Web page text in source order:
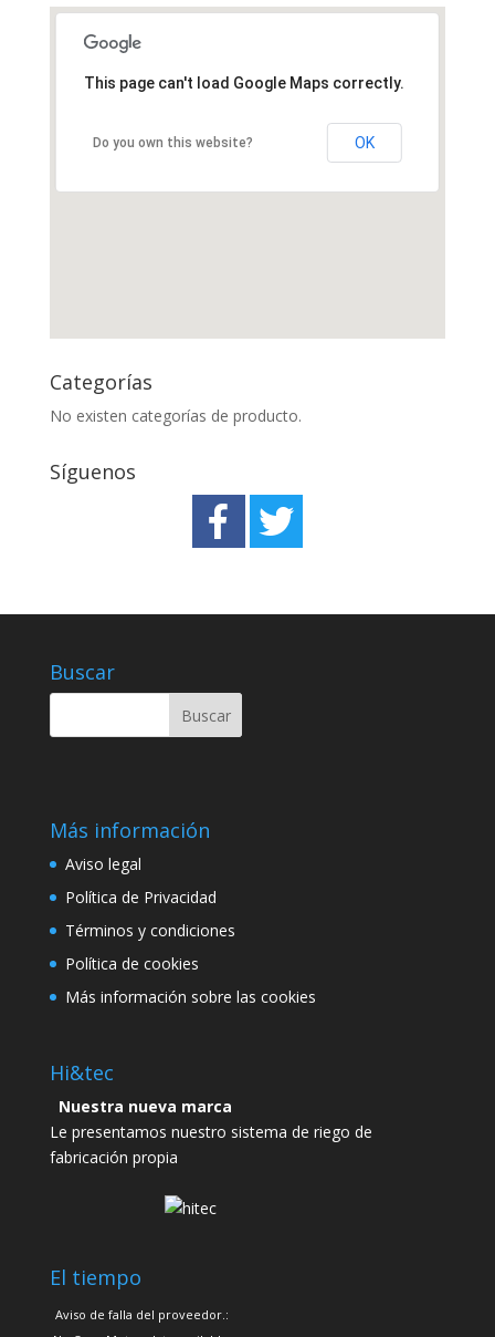
This page can't load Google Maps correctly.
Do you own this website? OK
Categorías
No existen categorías de producto.
Síguenos
Buscar
Más información
Aviso legal
Política de Privacidad
Términos y condiciones
Política de cookies
Más información sobre las cookies
Hi&tec
Nuestra nueva marca
Le presentamos nuestro sistema de riego de
fabricación propia
El tiempo
Aviso de falla del proveedor.: